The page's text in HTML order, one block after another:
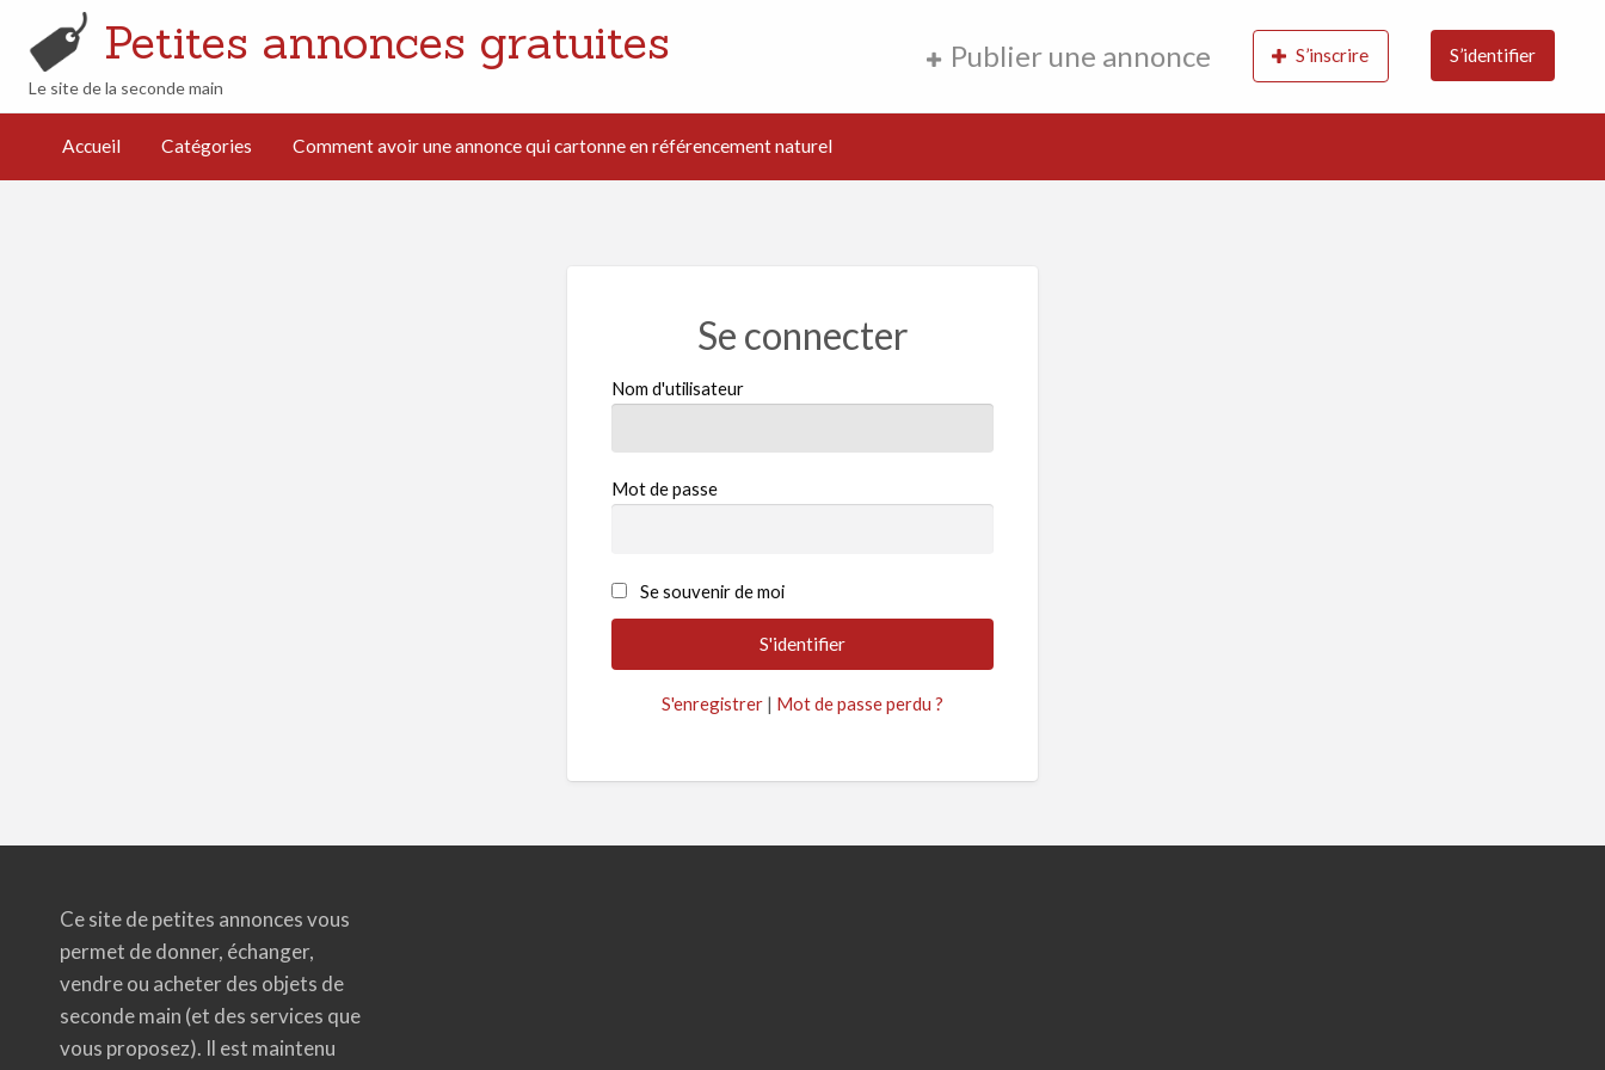
avoir
annonce
Petites annonces gratuites
Le site de la seconde main
Publier une annonce S’inscrire S’identifier
Accueil Catégories Comment avoir une annonce qui cartonne en référencement naturel
Se connecter
Nom d'utilisateur
Mot de passe
Se souvenir de moi
S'enregistrer | Mot de passe perdu ?
Ce site de petites annonces vous
permet de donner, échanger,
vendre ou acheter des objets de
seconde main (et des services que
vous proposez). Il est maintenu